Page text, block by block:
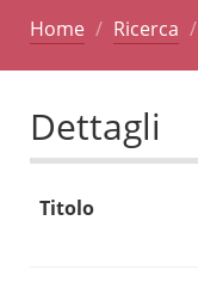
Home Ricerca
Dettagli
Titolo